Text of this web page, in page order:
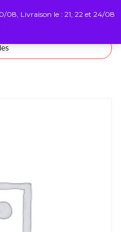
08, Livraison le : 21, 22 et 24/08